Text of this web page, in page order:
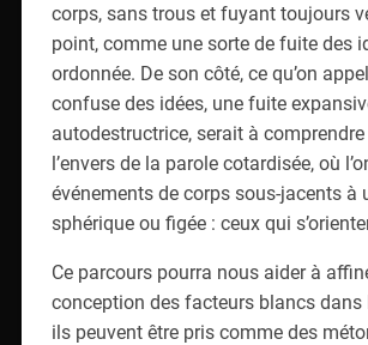
corps, sans trous et fuyant toujours
point, comme une sorte de fuite des
ordonnée. De son côté, ce qu’on
confuse des idées, une fuite
autodestructrice, serait à
l’envers de la parole cotardisée, où
événements de corps sous-jacents à
sphérique ou figée : ceux qui
Ce parcours pourra nous aider à
conception des facteurs blancs dans
ils peuvent être pris comme des